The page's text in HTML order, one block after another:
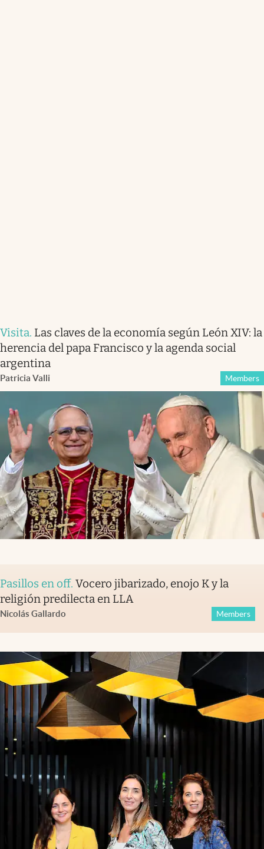
Visita. Las claves de la economía según León XIV: la
herencia del papa Francisco y la agenda social
argentina
Patricia Valli Members
Pasillos en off. Vocero jibarizado, enojo K y la
religión predilecta en LLA
Nicolás Gallardo Members